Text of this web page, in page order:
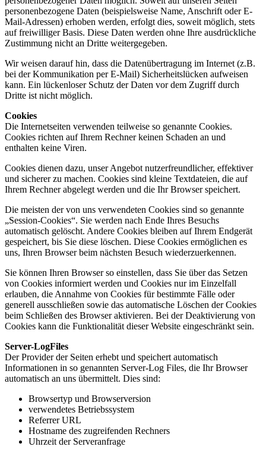
personenbezogene Daten (beispielsweise Name, Anschrift oder E-
Mail-Adressen) erhoben werden, erfolgt dies, soweit möglich, stets
auf freiwilliger Basis. Diese Daten werden ohne Ihre ausdrückliche
Zustimmung nicht an Dritte weitergegeben.
Wir weisen darauf hin, dass die Datenübertragung im Internet (z.B.
bei der Kommunikation per E-Mail) Sicherheitslücken aufweisen
kann. Ein lückenloser Schutz der Daten vor dem Zugriff durch
Dritte ist nicht möglich.
Cookies
Die Internetseiten verwenden teilweise so genannte Cookies.
Cookies richten auf Ihrem Rechner keinen Schaden an und
enthalten keine Viren.
Cookies dienen dazu, unser Angebot nutzerfreundlicher, effektiver
und sicherer zu machen. Cookies sind kleine Textdateien, die auf
Ihrem Rechner abgelegt werden und die Ihr Browser speichert.
Die meisten der von uns verwendeten Cookies sind so genannte
„Session-Cookies“. Sie werden nach Ende Ihres Besuchs
automatisch gelöscht. Andere Cookies bleiben auf Ihrem Endgerät
gespeichert, bis Sie diese löschen. Diese Cookies ermöglichen es
uns, Ihren Browser beim nächsten Besuch wiederzuerkennen.
Sie können Ihren Browser so einstellen, dass Sie über das Setzen
von Cookies informiert werden und Cookies nur im Einzelfall
erlauben, die Annahme von Cookies für bestimmte Fälle oder
generell ausschließen sowie das automatische Löschen der Cookies
beim Schließen des Browser aktivieren. Bei der Deaktivierung von
Cookies kann die Funktionalität dieser Website eingeschränkt sein.
Server-LogFiles
Der Provider der Seiten erhebt und speichert automatisch
Informationen in so genannten Server-Log Files, die Ihr Browser
automatisch an uns übermittelt. Dies sind:
Browsertyp und Browserversion
verwendetes Betriebssystem
Referrer URL
Hostname des zugreifenden Rechners
Uhrzeit der Serveranfrage